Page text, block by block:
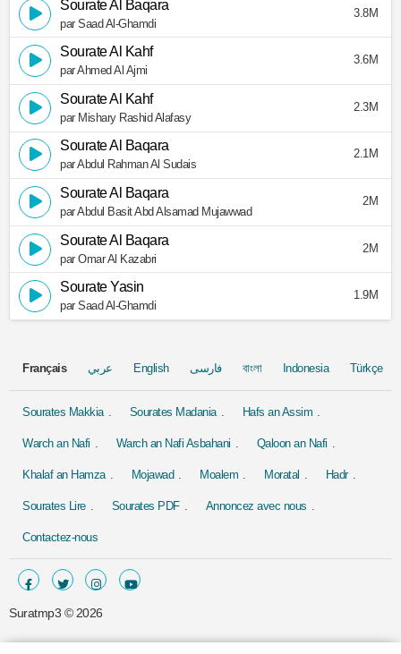
Sourate Al Baqara
par Saad Al-Ghamdi
3.8M
Sourate Al Kahf
par Ahmed Al Ajmi
3.6M
Sourate Al Kahf
par Mishary Rashid Alafasy
2.3M
Sourate Al Baqara
par Abdul Rahman Al Sudais
2.1M
Sourate Al Baqara
par Abdul Basit Abd Alsamad Mujawwad
2M
Sourate Al Baqara
par Omar Al Kazabri
2M
Sourate Yasin
par Saad Al-Ghamdi
1.9M
Français عربي English فارسی বাংলা Indonesia Türkçe
Sourates Makkia Sourates Madania Hafs an Assim
Warch an Nafi Warch an Nafi Asbahani Qaloon an Nafi
Khalaf an Hamza Mojawad Moalem Moratal Hadr
Sourates Lire Sourates PDF Annoncez avec nous
Contactez-nous
Suratmp3 © 2026